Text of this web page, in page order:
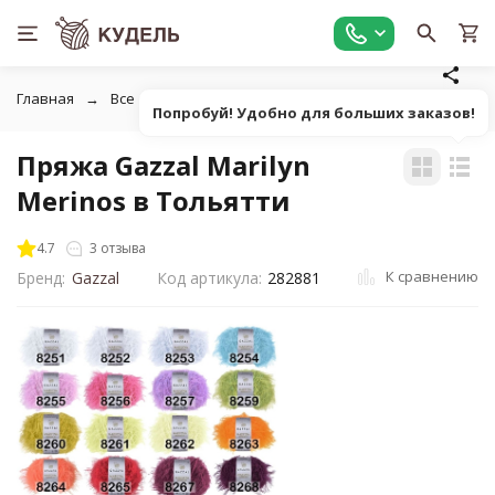
Главная Все для вязания
Пряжа Gazzal Marilyn
Merinos в Тольятти
4.7 3 отзыва
Бренд: Gazzal Код артикула: 282881 К сравнению
Попробуй! Удобно для больших заказов!